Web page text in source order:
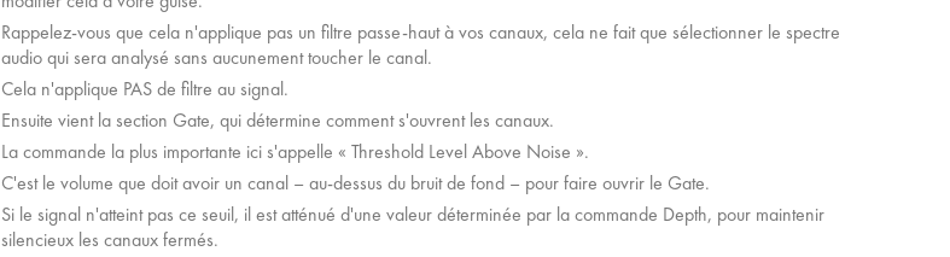
Rappelez-vous que cela n'applique pas un filtre passe-haut à vos canaux, cela ne fait que sélectionner le spectre
audio qui sera analysé sans aucunement toucher le canal.
Cela n'applique PAS de filtre au signal.
Ensuite vient la section Gate, qui détermine comment s'ouvrent les canaux.
La commande la plus importante ici s'appelle « Threshold Level Above Noise ».
C'est le volume que doit avoir un canal – au-dessus du bruit de fond – pour faire ouvrir le Gate.
Si le signal n'atteint pas ce seuil, il est atténué d'une valeur déterminée par la commande Depth, pour maintenir
silencieux les canaux fermés.